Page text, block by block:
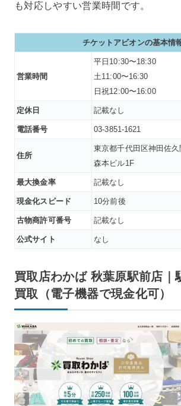
も対応しやすい営業時間です。
チケットアビオンの基本情
営業時間
平日10:30〜18:30
土11:00〜16:30
日祝12:00〜16:00
定休日 記載なし
電話番号 03-3851-1621
住所
東京都千代田区神田佐
森本ビル1F
最大換金率 記載なし
現金化スピード 10分前後
古物商許可番号 記載なし
公式サイト なし
買取店わかば 秋葉原駅前店｜
買取（電子機器で現金化可）